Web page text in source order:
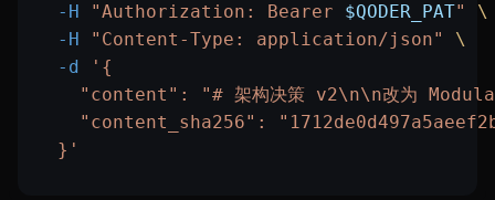
  -H
"Authorization: Bearer $QODER_PAT"
\
  -H
"Content-Type: application/json"
\
  -d
'{
"content": "# 架构决策 v2\n\n改为
"content_sha256":
  }'